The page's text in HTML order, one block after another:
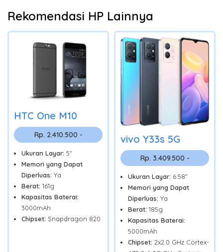
Rekomendasi HP Lainnya
HTC One M10
Rp. 2.410.500 -
Ukuran Layar: 5"
Memori yang Dapat
Diperluas: Ya
Berat: 161g
Kapasitas Baterai:
3000mAh
Chipset: Snapdragon 820
vivo Y33s 5G
Rp. 3.409.500 -
Ukuran Layar: 6.58"
Memori yang Dapat
Diperluas: Ya
Berat: 185g
Kapasitas Baterai:
5000mAh
Chipset: 2x2.0 GHz Cortex-